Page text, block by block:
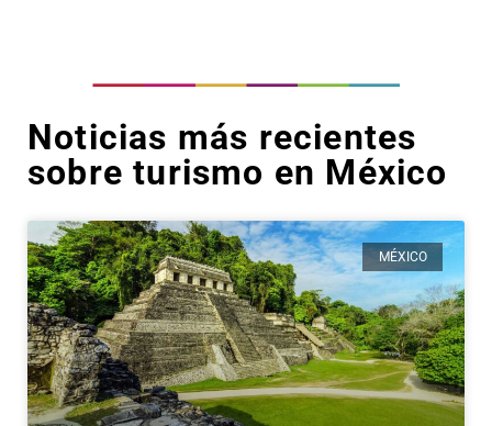
Noticias más recientes
sobre turismo en México
MÉXICO